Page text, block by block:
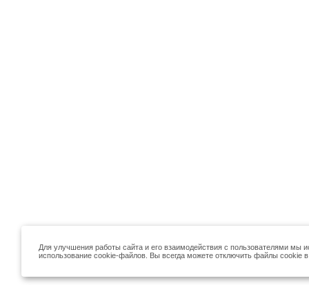
Для улучшения работы сайта и его взаимодействия с пользователями
использование cookie-файлов. Вы всегда можете отключить файлы cookie